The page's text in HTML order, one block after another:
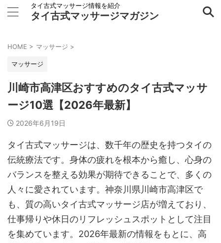
タイ古式マッサージ情報を紹介
タイ古式マッサージマガジン
HOME > マッサージ >
マッサージ
川崎市高津区おすすめのタイ古式マッサ
ージ10選【2026年最新】
2026年6月19日
タイ古式マッサージは、数千年の歴史を持つタイの
伝統療法です。身体の疲れを根本から癒し、心身の
バランスを整える効果が期待できることで、多くの
人々に愛されています。神奈川県川崎市高津区で
も、質の高いタイ古式マッサージ店が増えており、
仕事帰りや休日のリフレッシュスポットとして注目
を集めています。2026年最新の情報をもとに、高